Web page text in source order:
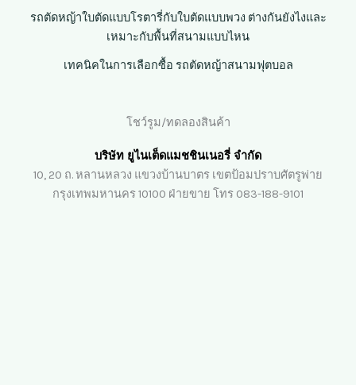
รถตัดหญ้าใบตัดแบบโรตารี่กับใบตัดแบบพวง ต่างกันยังไงและ
เหมาะกับพื้นที่สนามแบบไหน
เทคนิคในการเลือกซื้อ รถตัดหญ้าสนามฟุตบอล
โชว์รูม/ทดลองสินค้า
บริษัท ยูไนเต็ดแมชชินเนอรี่ จำกัด
10, 20 ถ. หลานหลวง แขวงบ้านบาตร เขตป้อมปราบศัตรูพ่าย
กรุงเทพมหานคร 10100 ฝ่ายขาย โทร 083-188-9101